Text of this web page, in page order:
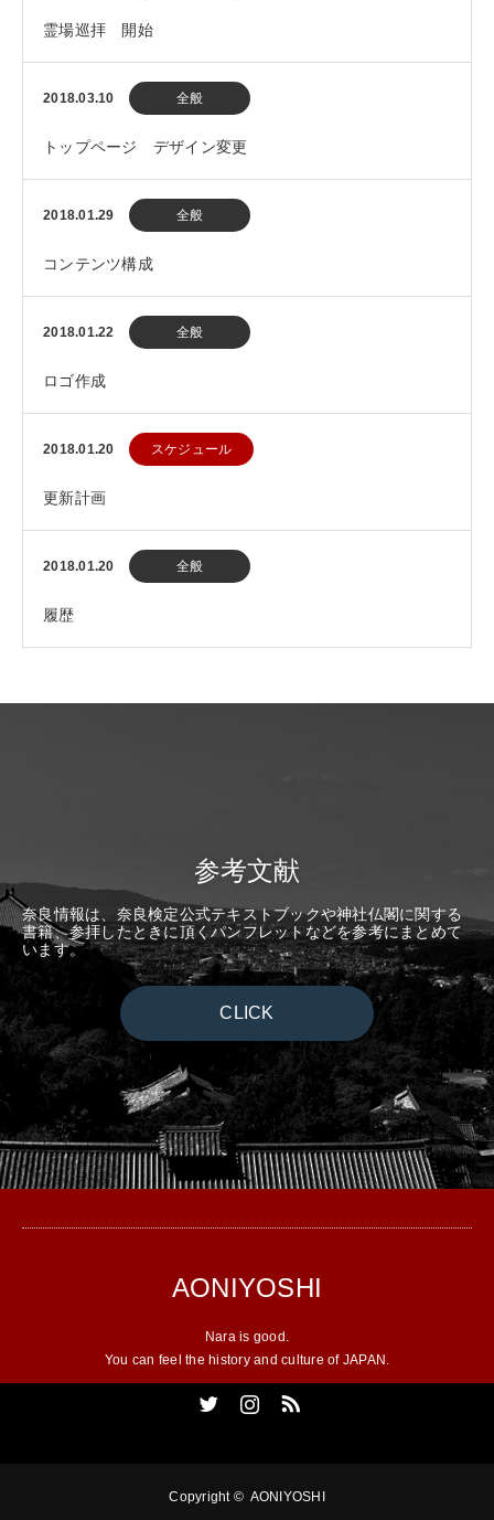
霊場巡拝 開始
2018.03.10 全般
トップページ デザイン変更
2018.01.29 全般
コンテンツ構成
2018.01.22 全般
ロゴ作成
2018.01.20 スケジュール
更新計画
2018.01.20 全般
履歴
参考文献
奈良情報は、奈良検定公式テキストブックや神社仏閣に関する
書籍、参拝したときに頂くパンフレットなどを参考にまとめて
います。
CLICK
AONIYOSHI
Nara is good.
You can feel the history and culture of JAPAN.
Copyright © AONIYOSHI